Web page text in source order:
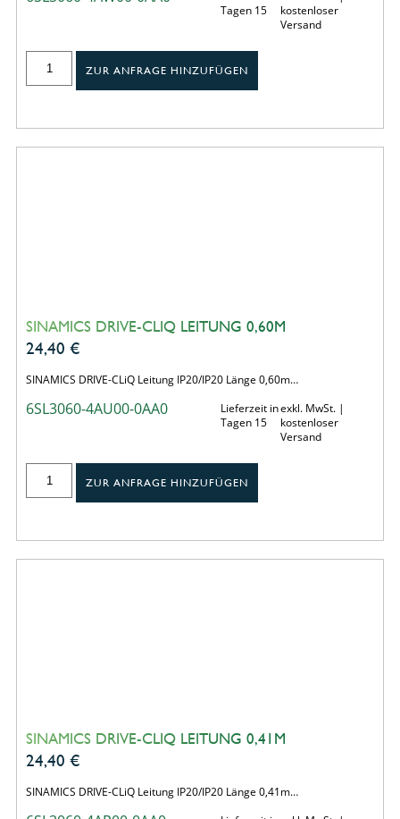
Tagen 15
kostenloser
Versand
ZUR ANFRAGE HINZUFÜGEN
SINAMICS DRIVE-CLIQ LEITUNG 0,60M
24,40 €
SINAMICS DRIVE-CLiQ Leitung IP20/IP20 Länge 0,60m…
6SL3060-4AU00-0AA0
Lieferzeit in
Tagen 15
exkl. MwSt. |
kostenloser
Versand
ZUR ANFRAGE HINZUFÜGEN
SINAMICS DRIVE-CLIQ LEITUNG 0,41M
24,40 €
SINAMICS DRIVE-CLiQ Leitung IP20/IP20 Länge 0,41m…